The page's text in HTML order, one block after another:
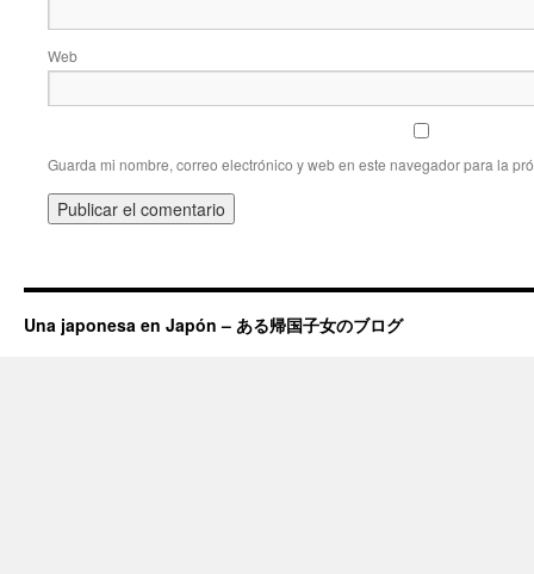
Web
Guarda mi nombre, correo electrónico y web en este navegador para la
Una japonesa en Japón – ある帰国子女のブログ